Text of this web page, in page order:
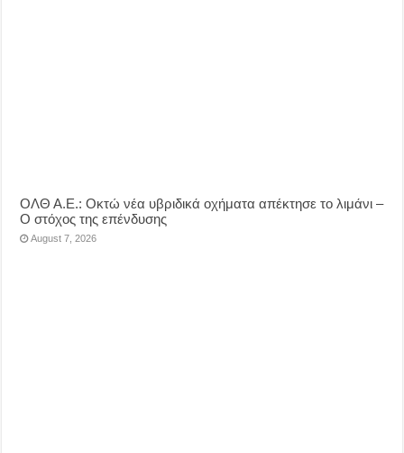
ΟΛΘ Α.Ε.: Οκτώ νέα υβριδικά οχήματα απέκτησε το λιμάνι –
Ο στόχος της επένδυσης
August 7, 2026